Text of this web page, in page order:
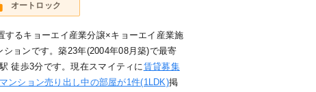
オートロック
するキョーエイ産業分譲×キョーエイ産業施
ョンです。築23年(2004年08月築)で最寄
徒歩3分です。現在スマイティに賃貸募集
ンション売り出し中の部屋が1件(1LDK)掲